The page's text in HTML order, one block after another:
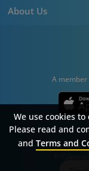
About Us
A member
©
Sitemap
We use cookies
Please read and
and Terms and